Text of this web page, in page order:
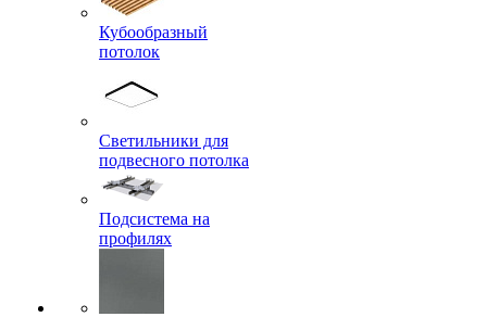
Кубообразный
потолок
Светильники для
подвесного потолка
Подсистема на
профилях